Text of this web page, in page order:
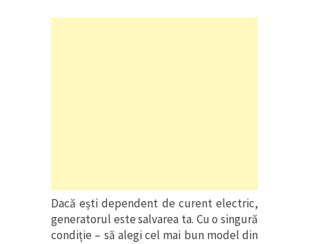
Dacă ești dependent de curent electric,
generatorul este salvarea ta. Cu o singură
condiție – să alegi cel mai bun model din